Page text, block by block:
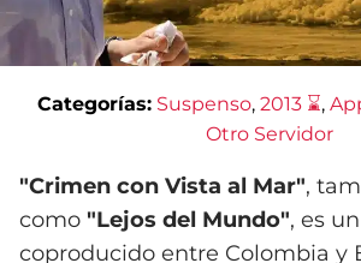
Categorías: Suspenso, 2013 ⌛,
Otro Servidor
"Crimen con Vista al Mar",
como "Lejos del Mundo", es un
coproducido entre Colombia y